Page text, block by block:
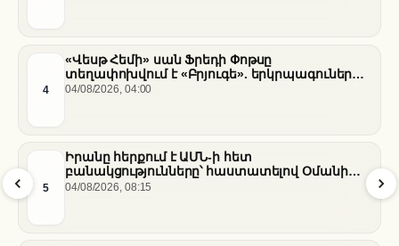
4
«Վեսթ Հեմի» սան Ֆրեդի Փոթսը
տեղափոխվում է «Բրյուգե». երկրպագուների
դժգոհությունը և ակումբի ռազմավարությունը
04/08/2026, 04:00
5
Իրանը հերքում է ԱՄՆ-ի հետ
բանակցությունները՝ հաստատելով Օմանի
միջնորդությամբ քննարկումները Հորմուզի
04/08/2026, 08:15